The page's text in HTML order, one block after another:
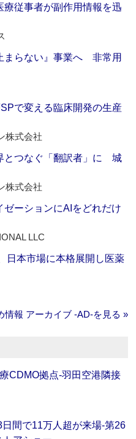
療従事者が副作用情報を迅
まらない』事業へ 非常用
で変える臨床開発の生産
株式会社
とつなぐ「翻訳者」に 城
株式会社
ーションにAIをどれだけ
LLC
日本市場に本格展開し医薬
情報 アーカイブ ‐AD‐を見る »
CDMO拠点‐羽田空港隣接
日間で11万人超が来場‐第26